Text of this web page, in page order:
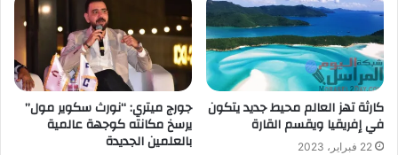
كارثة تهز العالم محيط جديد يتكون
في إفريقيا ويقسم القارة
22 فبراير، 2023
جورج ميتري: “نورث سكوير مول”
يرسخ مكانته كوجهة عالمية
بالعلمين الجديدة